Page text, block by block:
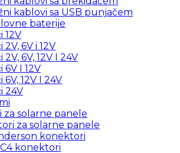
kablovi sa USB punjačem
baterije
12V
6V i 12V
6V, 12V I 24V
6V I 12V
12V I 24V
24V
za solarne panele
za solarne panele
konektori
konektori